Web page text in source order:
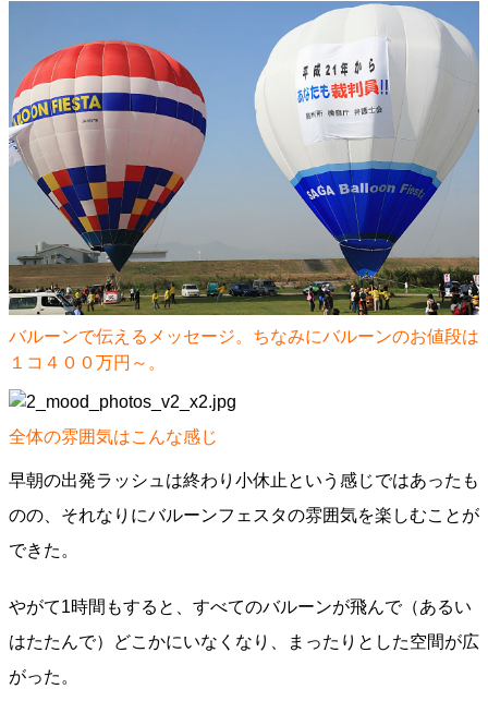
バルーンで伝えるメッセージ。ちなみにバルーンのお値段は
１コ４００万円～。
全体の雰囲気はこんな感じ
早朝の出発ラッシュは終わり小休止という感じではあったも
のの、それなりにバルーンフェスタの雰囲気を楽しむことが
できた。
やがて1時間もすると、すべてのバルーンが飛んで（あるい
はたたんで）どこかにいなくなり、まったりとした空間が広
がった。